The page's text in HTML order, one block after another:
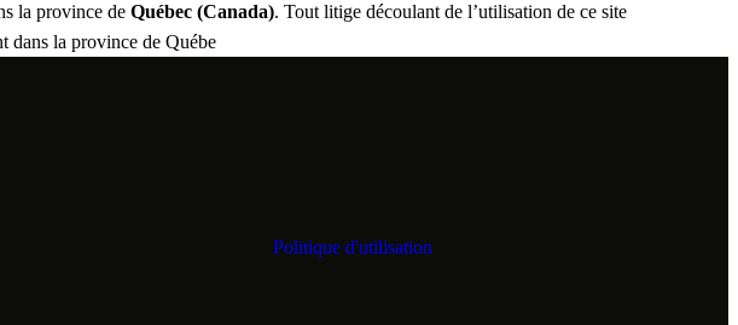
la province de Québec (Canada). Tout litige découlant de l’utilisation de ce site
dans la province de Québe
Politique d'utilisation